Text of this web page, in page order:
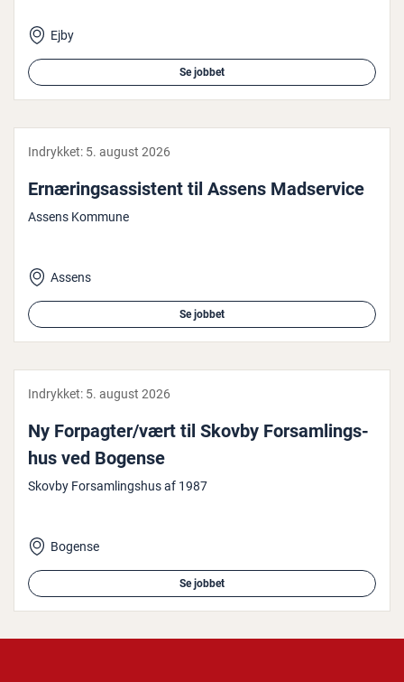
Ejby
Se jobbet
Indrykket: 5. august 2026
Er­næ­rings­as­si­stent til Assens Mad­ser­vi­ce
Assens Kommune
Assens
Se jobbet
Indrykket: 5. august 2026
Ny Forpagter/vært til Skovby For­sam­lings­
hus ved Bogense
Skovby Forsamlingshus af 1987
Bogense
Se jobbet